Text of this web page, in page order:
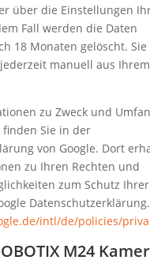
über die Einstellungen
Fall werden die Daten
18 Monaten gelöscht. Sie
manuell aus
zu Zweck und
Sie in der
von Google. Dort
zu Ihren Rechten und
zum Schutz Ihrer
Datenschutzerklärung.
intl/de/policies/
M24